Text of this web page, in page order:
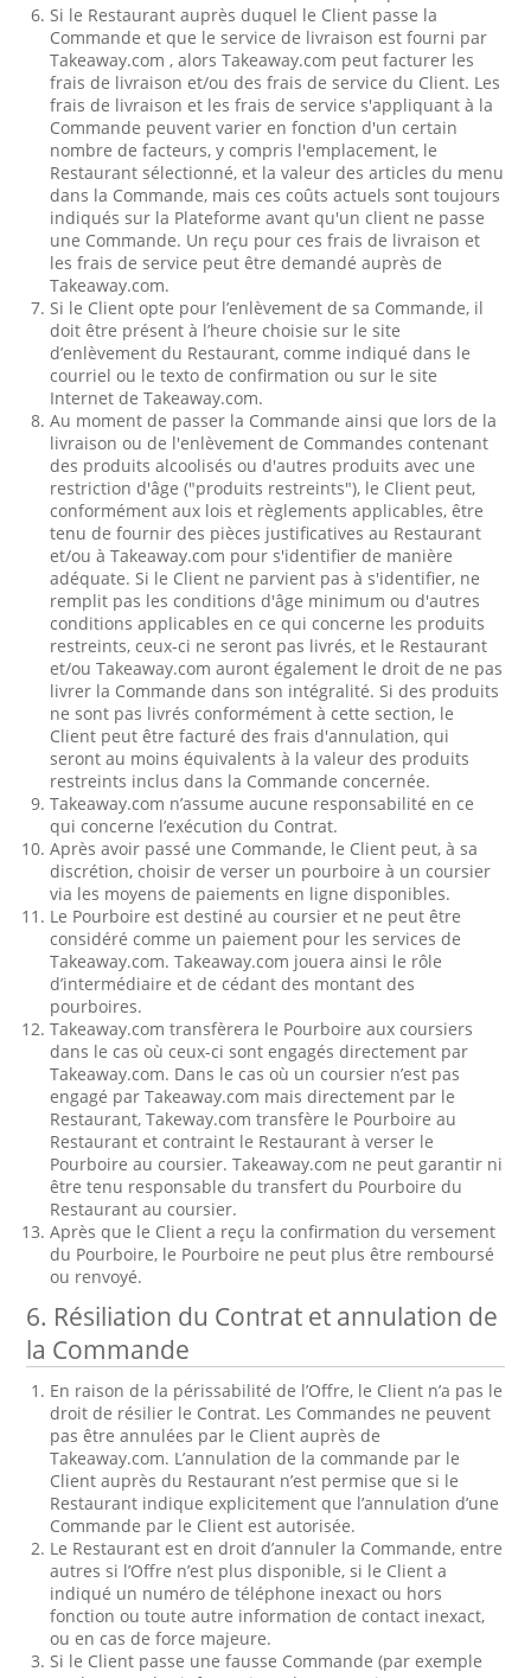
Si le Restaurant auprès duquel le Client passe la
Commande et que le service de livraison est fourni par
Takeaway.com , alors Takeaway.com peut facturer les
frais de livraison et/ou des frais de service du Client. Les
frais de livraison et les frais de service s'appliquant à la
Commande peuvent varier en fonction d'un certain
nombre de facteurs, y compris l'emplacement, le
Restaurant sélectionné, et la valeur des articles du menu
dans la Commande, mais ces coûts actuels sont toujours
indiqués sur la Plateforme avant qu'un client ne passe
une Commande. Un reçu pour ces frais de livraison et
les frais de service peut être demandé auprès de
Takeaway.com.
Si le Client opte pour l’enlèvement de sa Commande, il
doit être présent à l’heure choisie sur le site
d’enlèvement du Restaurant, comme indiqué dans le
courriel ou le texto de confirmation ou sur le site
Internet de Takeaway.com.
Au moment de passer la Commande ainsi que lors de la
livraison ou de l'enlèvement de Commandes contenant
des produits alcoolisés ou d'autres produits avec une
restriction d'âge ("produits restreints"), le Client peut,
conformément aux lois et règlements applicables, être
tenu de fournir des pièces justificatives au Restaurant
et/ou à Takeaway.com pour s'identifier de manière
adéquate. Si le Client ne parvient pas à s'identifier, ne
remplit pas les conditions d'âge minimum ou d'autres
conditions applicables en ce qui concerne les produits
restreints, ceux-ci ne seront pas livrés, et le Restaurant
et/ou Takeaway.com auront également le droit de ne pas
livrer la Commande dans son intégralité. Si des produits
ne sont pas livrés conformément à cette section, le
Client peut être facturé des frais d'annulation, qui
seront au moins équivalents à la valeur des produits
restreints inclus dans la Commande concernée.
Takeaway.com n’assume aucune responsabilité en ce
qui concerne l’exécution du Contrat.
Après avoir passé une Commande, le Client peut, à sa
discrétion, choisir de verser un pourboire à un coursier
via les moyens de paiements en ligne disponibles.
Le Pourboire est destiné au coursier et ne peut être
considéré comme un paiement pour les services de
Takeaway.com. Takeaway.com jouera ainsi le rôle
d’intermédiaire et de cédant des montant des
pourboires.
Takeaway.com transfèrera le Pourboire aux coursiers
dans le cas où ceux-ci sont engagés directement par
Takeaway.com. Dans le cas où un coursier n’est pas
engagé par Takeaway.com mais directement par le
Restaurant, Takeway.com transfère le Pourboire au
Restaurant et contraint le Restaurant à verser le
Pourboire au coursier. Takeaway.com ne peut garantir ni
être tenu responsable du transfert du Pourboire du
Restaurant au coursier.
Après que le Client a reçu la confirmation du versement
du Pourboire, le Pourboire ne peut plus être remboursé
ou renvoyé.
6. Résiliation du Contrat et annulation de
la Commande
En raison de la périssabilité de l’Offre, le Client n’a pas le
droit de résilier le Contrat. Les Commandes ne peuvent
pas être annulées par le Client auprès de
Takeaway.com. L’annulation de la commande par le
Client auprès du Restaurant n’est permise que si le
Restaurant indique explicitement que l’annulation d’une
Commande par le Client est autorisée.
Le Restaurant est en droit d’annuler la Commande, entre
autres si l’Offre n’est plus disponible, si le Client a
indiqué un numéro de téléphone inexact ou hors
fonction ou toute autre information de contact inexact,
ou en cas de force majeure.
Si le Client passe une fausse Commande (par exemple